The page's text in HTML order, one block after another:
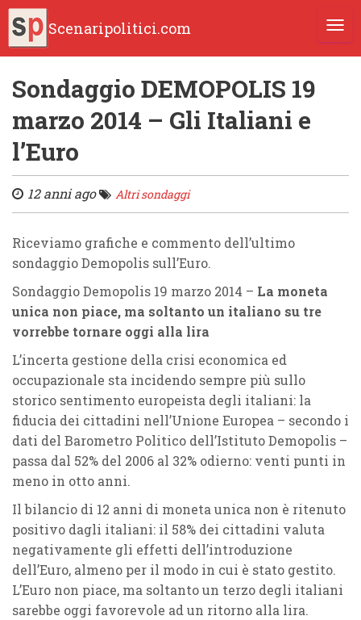
Scenaripolitici.com
Sondaggio DEMOPOLIS 19
marzo 2014 – Gli Italiani e
l’Euro
12 anni ago Altri sondaggi
Riceviamo grafiche e commento dell’ultimo
sondaggio Demopolis sull’Euro.
Sondaggio Demopolis 19 marzo 2014 – La moneta
unica non piace, ma soltanto un italiano su tre
vorrebbe tornare oggi alla lira
L’incerta gestione della crisi economica ed
occupazionale sta incidendo sempre più sullo
storico sentimento europeista degli italiani: la
fiducia dei cittadini nell’Unione Europea – secondo i
dati del Barometro Politico dell’Istituto Demopolis –
passa dal 52% del 2006 al 32% odierno: venti punti in
meno in otto anni.
Il bilancio di 12 anni di moneta unica non è ritenuto
positivo dagli italiani: il 58% dei cittadini valuta
negativamente gli effetti dell’introduzione
dell’Euro, almeno per il modo in cui è stato gestito.
L’Euro non piace, ma soltanto un terzo degli italiani
sarebbe oggi favorevole ad un ritorno alla lira.